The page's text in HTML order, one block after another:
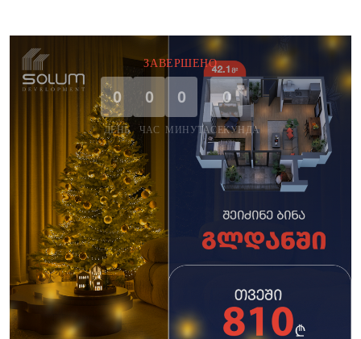
ЗАВЕРШЕНО
0
ДЕНЬ
0
ЧАС
0
МИНУТА
0
СЕКУНДА